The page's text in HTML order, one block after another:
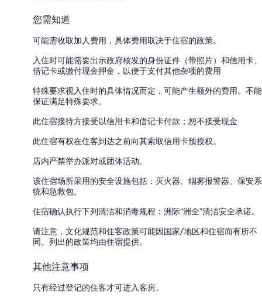
您需知道
可能需收取加人费用，具体费用取决于住宿的政策。
入住时可能需要出示政府核发的身份证件（带照片）和信用卡、
借记卡或缴付现金押金，以便于支付其他杂项的费用
特殊要求视入住时的具体情况而定，可能产生额外的费用。不能
保证满足特殊要求。
此住宿接待方接受以信用卡和借记卡付款；恕不接受现金
此住宿有权在住客到达之前向其索取信用卡预授权。
店内严禁举办派对或团体活动。
该住宿场所采用的安全设施包括：灭火器、烟雾报警器、保安系
统和急救包。
住宿确认执行下列清洁和消毒规程：洲际“洲全”清洁安全承诺。
请注意，文化规范和住客政策可能因国家/地区和住宿而有所不
同。列出的政策均由住宿提供。
其他注意事项
只有经过登记的住客才可进入客房。